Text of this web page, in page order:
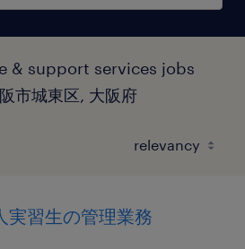
& support services jobs
市城東区, 大阪府
実習生の管理業務